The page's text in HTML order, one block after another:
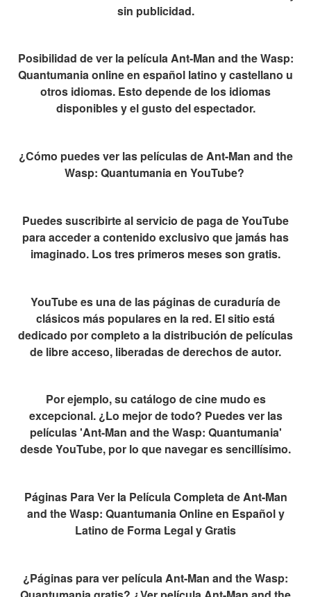
sin publicidad.
Posibilidad de ver la película Ant-Man and the Wasp:
Quantumania online en español latino y castellano u
otros idiomas. Esto depende de los idiomas
disponibles y el gusto del espectador.
¿Cómo puedes ver las películas de Ant-Man and the
Wasp: Quantumania en YouTube?
Puedes suscribirte al servicio de paga de YouTube
para acceder a contenido exclusivo que jamás has
imaginado. Los tres primeros meses son gratis.
YouTube es una de las páginas de curaduría de
clásicos más populares en la red. El sitio está
dedicado por completo a la distribución de películas
de libre acceso, liberadas de derechos de autor.
Por ejemplo, su catálogo de cine mudo es
excepcional. ¿Lo mejor de todo? Puedes ver las
películas 'Ant-Man and the Wasp: Quantumania'
desde YouTube, por lo que navegar es sencillísimo.
Páginas Para Ver la Película Completa de Ant-Man
and the Wasp: Quantumania Online en Español y
Latino de Forma Legal y Gratis
¿Páginas para ver película Ant-Man and the Wasp: